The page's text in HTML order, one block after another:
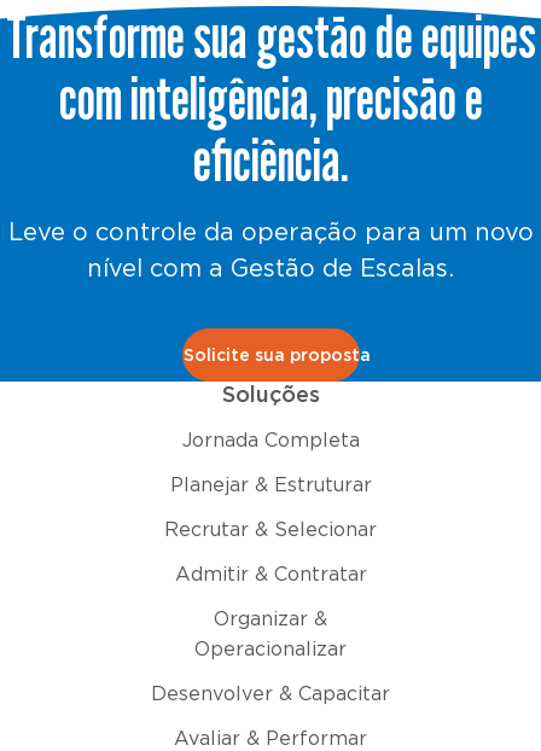
Transforme sua gestão de equipes
com inteligência, precisão e
eficiência.
Leve o controle da operação para um novo
nível com a Gestão de Escalas.
Solicite sua proposta
Soluções
Jornada Completa
Planejar & Estruturar
Recrutar & Selecionar
Admitir & Contratar
Organizar &
Operacionalizar
Desenvolver & Capacitar
Avaliar & Performar